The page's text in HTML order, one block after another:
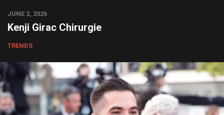
JUNE 2, 2026
Kenji Girac Chirurgie
TRENDS